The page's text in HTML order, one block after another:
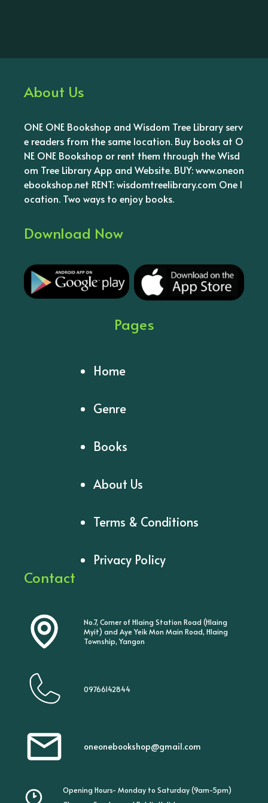
About Us
ONE ONE Bookshop and Wisdom Tree Library serv
e readers from the same location. Buy books at O
NE ONE Bookshop or rent them through the Wisd
om Tree Library App and Website. BUY: www.oneon
ebookshop.net RENT: wisdomtreelibrary.com One l
ocation. Two ways to enjoy books.
Download Now
Pages
Home
Genre
Books
About Us
Terms & Conditions
Privacy Policy
Contact
No.7, Corner of Hlaing Station Road (Hlaing
Myit) and Aye Yeik Mon Main Road, Hlaing
Township, Yangon
09766142844
oneonebookshop@gmail.com
Opening Hours- Monday to Saturday (9am-5pm)